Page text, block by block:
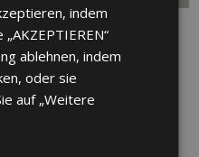
SUNSET GRIS 60 X 60
HXQ710 | 60x60
Zu Favoriten
hinzufügen
indem
ablehnen, indem
oder sie
auf „Weitere